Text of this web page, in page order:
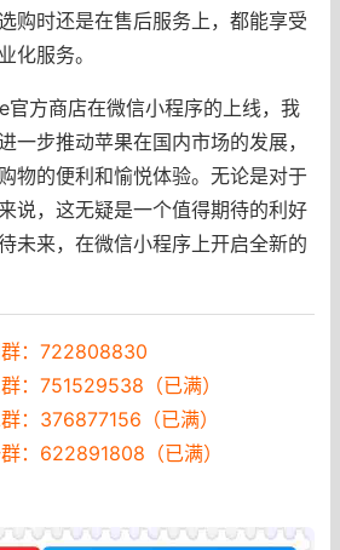
购时还是在售后服务上，都能享受
化服务。
方商店在微信小程序的上线，我
一步推动苹果在国内市场的发展，
物的便利和愉悦体验。无论是对于
说，这无疑是一个值得期待的利好
未来，在微信小程序上开启全新的
：722808830
：751529538（已满）
：376877156（已满）
：622891808（已满）